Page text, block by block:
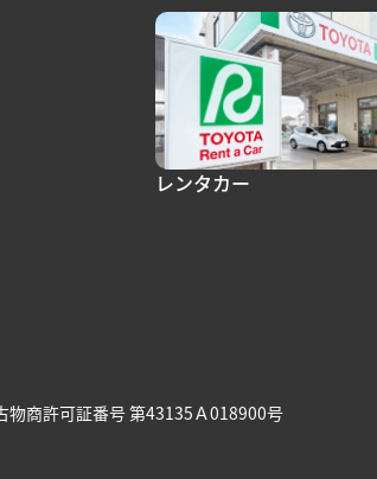
レンタカー
物商許可証番号 第43135Ａ018900号